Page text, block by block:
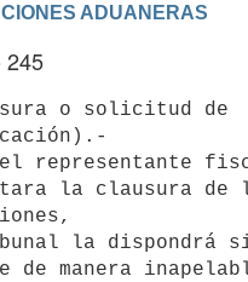
ADUANERAS
245
representante
la clausura de
la dispondrá
de manera